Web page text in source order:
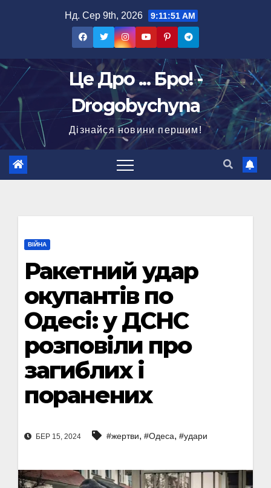
Нд. Сер 9th, 2026 9:11:52 AM
Це Дро ... Бро! -
Drogobychyna
Дізнайся новини першим!
ВІЙНА
Ракетний удар
окупантів по
Одесі: у ДСНС
розповіли про
загиблих і
поранених
БЕР 15, 2024 #жертви, #Одеса, #удари